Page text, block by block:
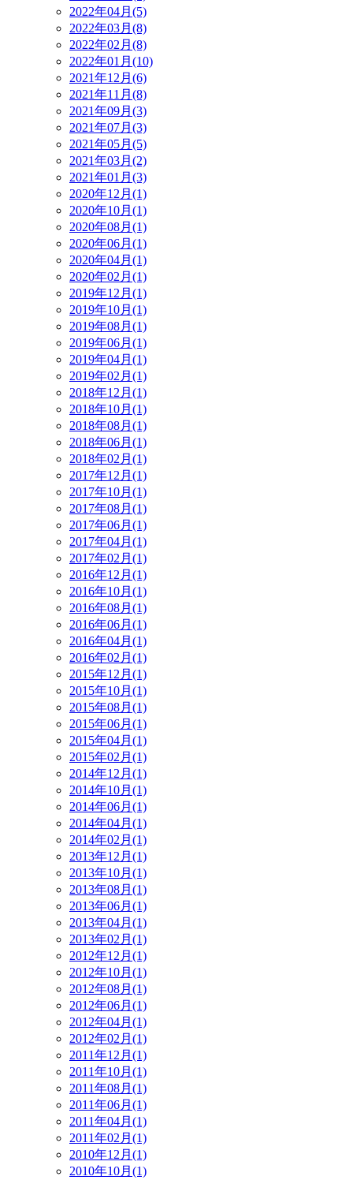
2022年04月(5)
2022年03月(8)
2022年02月(8)
2022年01月(10)
2021年12月(6)
2021年11月(8)
2021年09月(3)
2021年07月(3)
2021年05月(5)
2021年03月(2)
2021年01月(3)
2020年12月(1)
2020年10月(1)
2020年08月(1)
2020年06月(1)
2020年04月(1)
2020年02月(1)
2019年12月(1)
2019年10月(1)
2019年08月(1)
2019年06月(1)
2019年04月(1)
2019年02月(1)
2018年12月(1)
2018年10月(1)
2018年08月(1)
2018年06月(1)
2018年02月(1)
2017年12月(1)
2017年10月(1)
2017年08月(1)
2017年06月(1)
2017年04月(1)
2017年02月(1)
2016年12月(1)
2016年10月(1)
2016年08月(1)
2016年06月(1)
2016年04月(1)
2016年02月(1)
2015年12月(1)
2015年10月(1)
2015年08月(1)
2015年06月(1)
2015年04月(1)
2015年02月(1)
2014年12月(1)
2014年10月(1)
2014年06月(1)
2014年04月(1)
2014年02月(1)
2013年12月(1)
2013年10月(1)
2013年08月(1)
2013年06月(1)
2013年04月(1)
2013年02月(1)
2012年12月(1)
2012年10月(1)
2012年08月(1)
2012年06月(1)
2012年04月(1)
2012年02月(1)
2011年12月(1)
2011年10月(1)
2011年08月(1)
2011年06月(1)
2011年04月(1)
2011年02月(1)
2010年12月(1)
2010年10月(1)